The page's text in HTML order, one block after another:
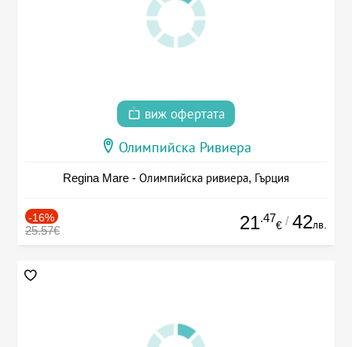
виж офертата
Олимпийска Ривиера
Regina Mare - Олимпийска ривиера, Гърция
-16%
25.57€ 21.47
€ / 42лв.